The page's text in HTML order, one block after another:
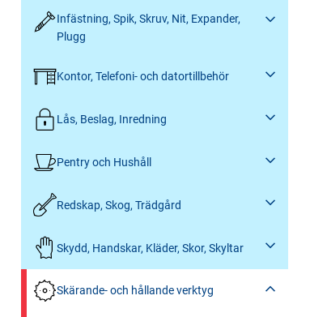
Infästning, Spik, Skruv, Nit, Expander,
Plugg
Kontor, Telefoni- och datortillbehör
Lås, Beslag, Inredning
Pentry och Hushåll
Redskap, Skog, Trädgård
Skydd, Handskar, Kläder, Skor, Skyltar
Skärande- och hållande verktyg